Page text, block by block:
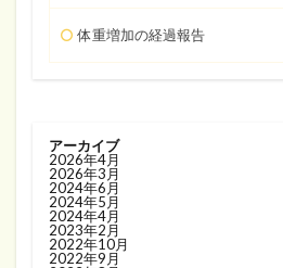
体重増加の経過報告
アーカイブ
2026年4月
2026年3月
2024年6月
2024年5月
2024年4月
2023年2月
2022年10月
2022年9月